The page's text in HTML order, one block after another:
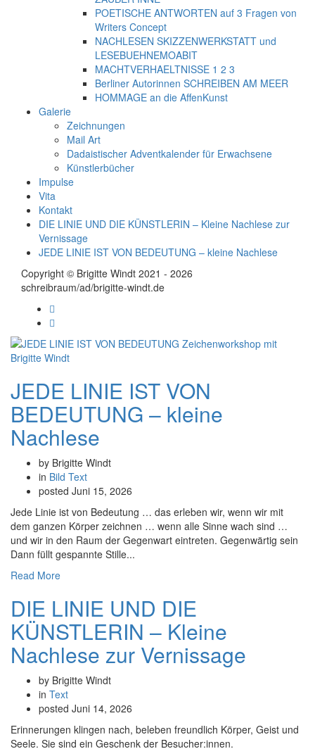
POETISCHE ANTWORTEN auf 3 Fragen von
Writers Concept
NACHLESEN SKIZZENWERKSTATT und
LESEBUEHNEMOABIT
MACHTVERHAELTNISSE 1 2 3
Berliner Autorinnen SCHREIBEN AM MEER
HOMMAGE an die AffenKunst
Galerie
Zeichnungen
Mail Art
Dadaistischer Adventkalender für Erwachsene
Künstlerbücher
Impulse
Vita
Kontakt
DIE LINIE UND DIE KÜNSTLERIN – Kleine Nachlese zur
Vernissage
JEDE LINIE IST VON BEDEUTUNG – kleine Nachlese
Copyright © Brigitte Windt 2021 - 2026
schreibraum/ad/brigitte-windt.de
JEDE LINIE IST VON
BEDEUTUNG – kleine
Nachlese
by Brigitte Windt
in Bild Text
posted Juni 15, 2026
Jede Linie ist von Bedeutung … das erleben wir, wenn wir mit
dem ganzen Körper zeichnen … wenn alle Sinne wach sind …
und wir in den Raum der Gegenwart eintreten. Gegenwärtig sein
Dann füllt gespannte Stille...
Read More
DIE LINIE UND DIE
KÜNSTLERIN – Kleine
Nachlese zur Vernissage
by Brigitte Windt
in Text
posted Juni 14, 2026
Erinnerungen klingen nach, beleben freundlich Körper, Geist und
Seele. Sie sind ein Geschenk der Besucher:innen.